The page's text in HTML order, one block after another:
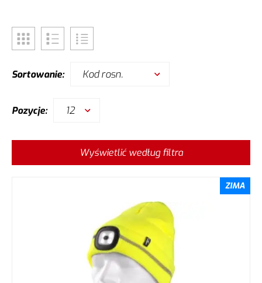
Sortowanie: Kod rosn.
Pozycje: 12
Wyświetlić według filtra
ZIMA